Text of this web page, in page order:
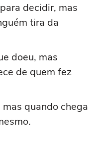
decidir, mas
tira da
doeu, mas
de quem fez
quando chega